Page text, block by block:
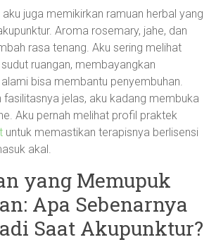
juga memikirkan ramuan herbal yang
Aroma rosemary, jahe, dan
rasa tenang. Aku sering melihat
ruangan, membayangkan
bisa membantu penyembuhan.
fasilitasnya jelas, aku kadang membuka
Aku pernah melihat profil praktek
untuk memastikan terapisnya berlisensi
akal.
yang Memupuk
Apa Sebenarnya
Saat Akupunktur?